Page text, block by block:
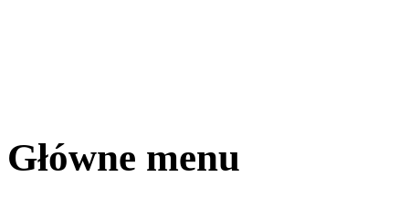
Główne menu